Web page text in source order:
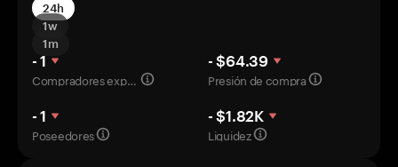
24h
1w
1m
- 1
Compradores experimentados
- $64.39
Presión de compra
- 1
Poseedores
- $1.82K
Liquidez